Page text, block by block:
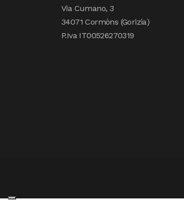
Via Cumano, 3
34071 Cormòns (Gorizia)
P.Iva IT00526270319